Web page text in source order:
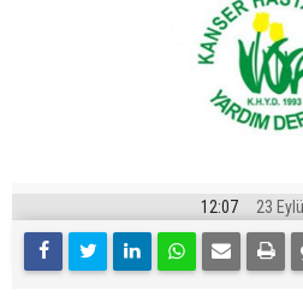
12:07 23